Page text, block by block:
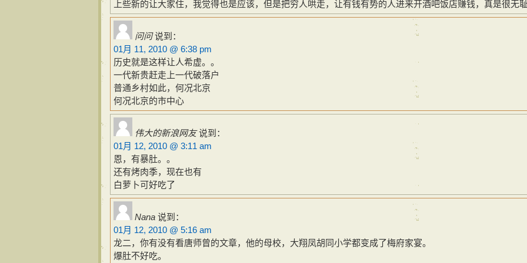
上些新的让大家住，我觉得也是应该，但是把穷人哄走，让有钱有势的人进来开酒吧饭店赚钱，真是很无
问问 说到：
01月 11, 2010 @ 6:38 pm
历史就是这样让人希虚。。
一代新贵赶走上一代破落户
普通乡村如此，何况北京
何况北京的市中心
伟大的新浪网友 说到：
01月 12, 2010 @ 3:11 am
恩，有暴肚。。
还有烤肉季，现在也有
白萝卜可好吃了
Nana 说到：
01月 12, 2010 @ 5:16 am
龙二，你有没有看唐师曾的文章，他的母校，大翔凤胡同小学都变成了梅府家宴。
爆肚不好吃。